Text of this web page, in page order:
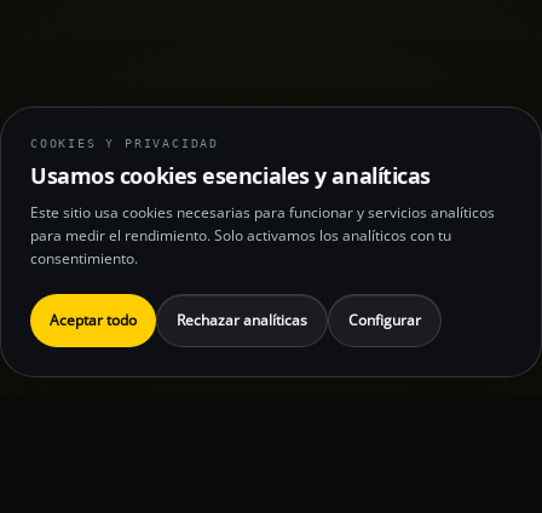
COOKIES Y PRIVACIDAD
Usamos cookies esenciales y analíticas
Este sitio usa cookies necesarias para funcionar y servicios analíticos
para medir el rendimiento. Solo activamos los analíticos con tu
consentimiento.
Aceptar todo Rechazar analíticas Configurar